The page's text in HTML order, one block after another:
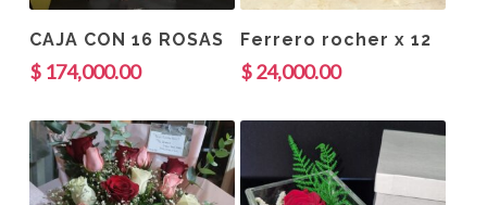
Añadir Al Carrito
CAJA CON 16 ROSAS
$174,000.00
Añadir Al Carrito
Ferrero rocher x 12
$24,000.00